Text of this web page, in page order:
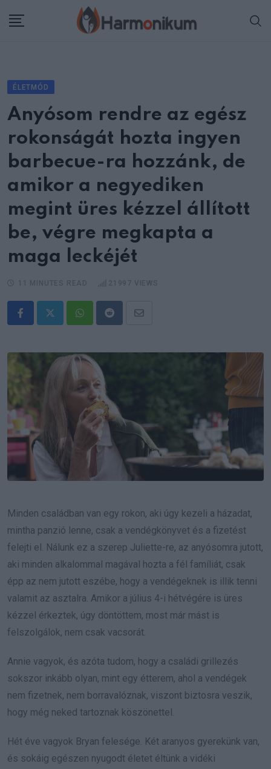
ÉLETMÓD
Anyósom rendre az egész
rokonságát hozta ingyen
barbecue-ra hozzánk, de
amikor a negyediken
megint üres kézzel állított
be, végre megkapta a
maga leckéjét
WhatsappRedditShare
Email
Minden családban van egy rokon, aki úgy kezeli a házadat,
mintha panzió lenne, csak a vendégkönyvet és a fizetést
felejti el. Nálunk ez a szerep Juliette-re, az anyósomra jutott,
aki minden alkalommal magával hozta a fél famíliát, csak
épp az nem jutott eszébe, hogy a vendégeknek is illik tenni
valamit az asztalra. Amikor a július 4-i hétvégére is üres
kézzel érkeztek, úgy döntöttem, most már mást is
felszolgálok, nem csak vacsorát.
Annie vagyok, és azóta tudom, hogy a családi grillezés
sokszor inkább olyan, mint egy étterem, ahol a vendégek
nem fizetnek, nem borravalóznak, viszont biztosra veszik,
hogy még neked tartoznak köszönettel.
Hét éve vagyok Bryan felesége. Két aranyos gyerekünk van,
és sokáig egészen nyugodt életet éltünk a vidéki